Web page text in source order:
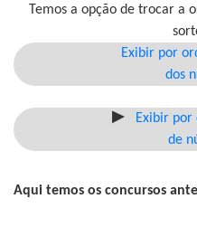
Temos a opção de trocar a
Exibir por
dos
Exibir por
de
Aqui temos os concursos